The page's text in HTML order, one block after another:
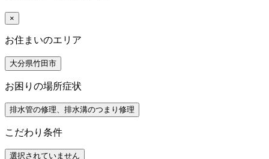
×
お住まいのエリア
大分県竹田市
お困りの場所症状
排水管の修理、排水溝のつまり修理
こだわり条件
選択されていません